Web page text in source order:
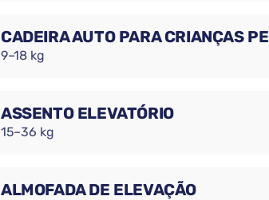
CADEIRA AUTO PARA CRIANÇAS
9–18 kg
ASSENTO ELEVATÓRIO
15–36 kg
ALMOFADA DE ELEVAÇÃO